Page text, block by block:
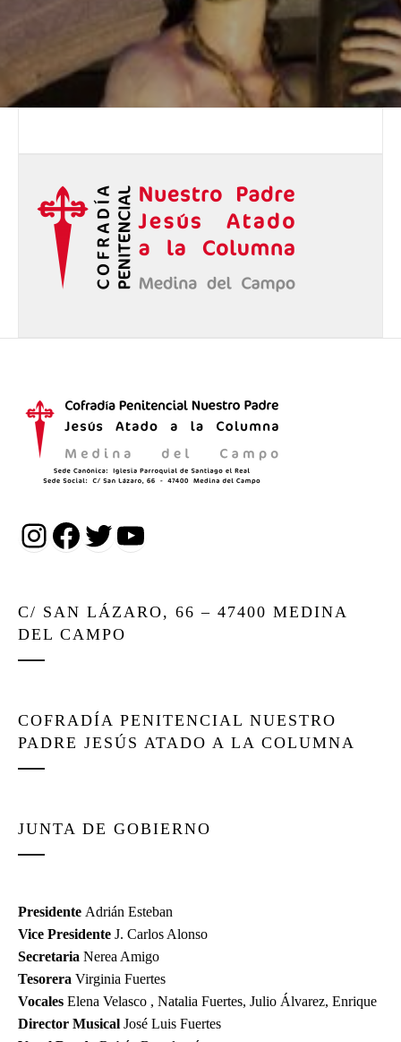
Instagram
Facebook
Twitter
YouTube
C/ SAN LÁZARO, 66 – 47400 MEDINA
DEL CAMPO
COFRADÍA PENITENCIAL NUESTRO
PADRE JESÚS ATADO A LA COLUMNA
JUNTA DE GOBIERNO
Presidente Adrián Esteban
Vice Presidente J. Carlos Alonso
Secretaria Nerea Amigo
Tesorera Virginia Fuertes
Vocales Elena Velasco , Natalia Fuertes, Julio Álvarez, Enrique
Director Musical José Luis Fuertes